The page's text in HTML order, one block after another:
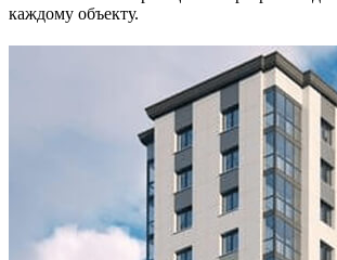
каждому объекту.